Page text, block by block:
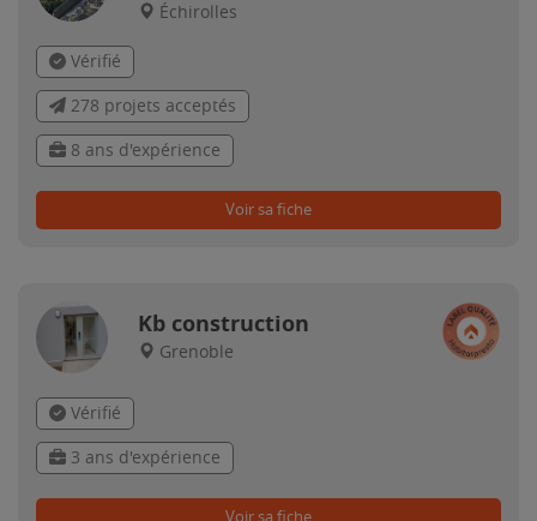
Échirolles
Vérifié
278 projets acceptés
8 ans d'expérience
Voir sa fiche
Kb construction
Grenoble
Vérifié
3 ans d'expérience
Voir sa fiche